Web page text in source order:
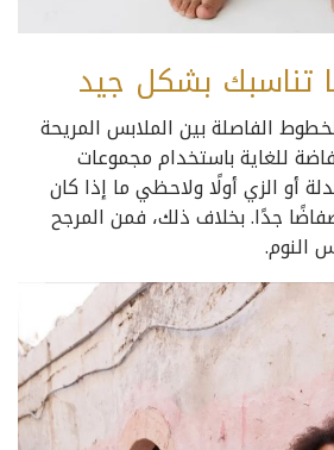
تناسبك بشكل جيد
الفاصلة بين الملابس المريحة
للغاية باستخدام مجموعات
أو الزي أولًا ولاحظي ما إذا كان
جدًا. بخلاف ذلك، فمن المرجح
النوم.